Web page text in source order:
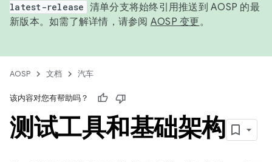
latest-release 清单分支将始终引用推送到 AOSP 的最
新版本。如需了解详情，请参阅 AOSP 变更。
AOSP 文档 汽车
该内容对您有帮助吗？
测试工具和基础架构